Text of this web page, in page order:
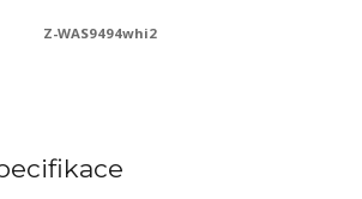
Z-WAS9494whi2